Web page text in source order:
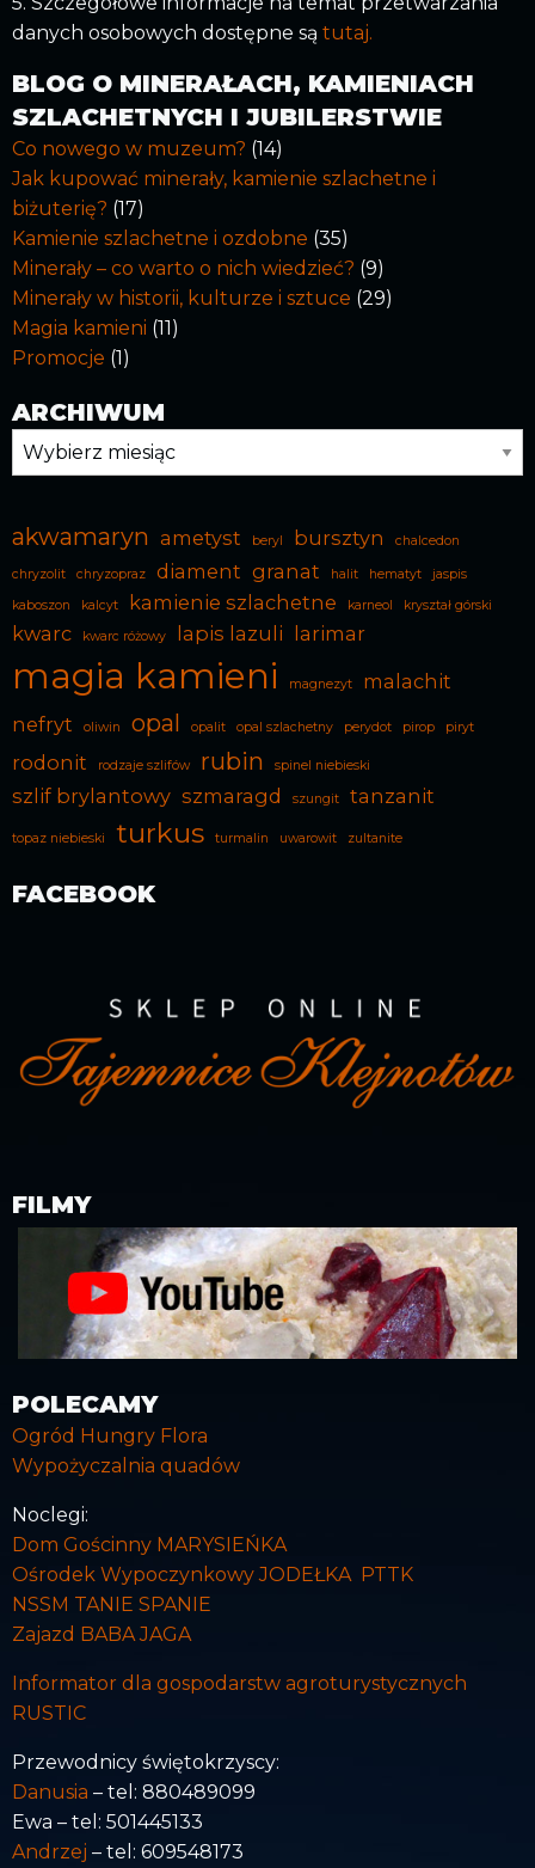
danych osobowych dostępne są tutaj.
BLOG O MINERAŁACH, KAMIENIACH
SZLACHETNYCH I JUBILERSTWIE
Co nowego w muzeum? (14)
Jak kupować minerały, kamienie szlachetne i
biżuterię? (17)
Kamienie szlachetne i ozdobne (35)
Minerały – co warto o nich wiedzieć? (9)
Minerały w historii, kulturze i sztuce (29)
Magia kamieni (11)
Promocje (1)
ARCHIWUM
Archiwum
akwamaryn ametyst beryl bursztyn chalcedon
chryzolit chryzopraz diament granat halit hematyt
jaspis
kaboszon
kalcyt kamienie szlachetne karneol kryształ górski
kwarc kwarc różowy lapis lazuli larimar
magia kamieni magnezyt
malachit
nefryt
oliwin opal opalit opal szlachetny perydot pirop piryt
rodonit rodzaje szlifów rubin spinel niebieski
szlif brylantowy szmaragd szungit tanzanit
topaz niebieski turkus turmalin uwarowit zultanite
FACEBOOK
FILMY
POLECAMY
Ogród Hungry Flora
Wypożyczalnia quadów
Noclegi:
Dom Gościnny MARYSIEŃKA
Ośrodek Wypoczynkowy JODEŁKA PTTK
NSSM TANIE SPANIE
Zajazd BABA JAGA
Informator dla gospodarstw agroturystycznych
RUSTIC
Przewodnicy świętokrzyscy:
Danusia – tel: 880489099
Ewa – tel: 501445133
Andrzej – tel: 609548173